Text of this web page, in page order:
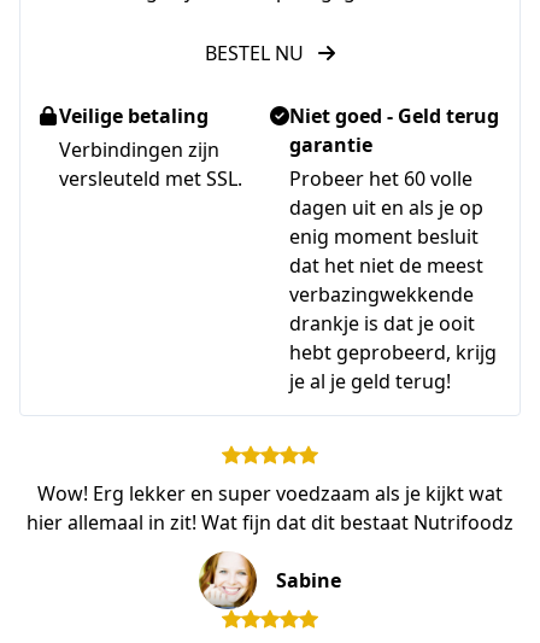
BESTEL NU
Veilige betaling
Verbindingen zijn
versleuteld met SSL.
Niet goed - Geld terug
garantie
Probeer het 60 volle
dagen uit en als je op
enig moment besluit
dat het niet de meest
verbazingwekkende
drankje is dat je ooit
hebt geprobeerd, krijg
je al je geld terug!
Wow! Erg lekker en super voedzaam als je kijkt wat
hier allemaal in zit! Wat fijn dat dit bestaat Nutrifoodz
Sabine